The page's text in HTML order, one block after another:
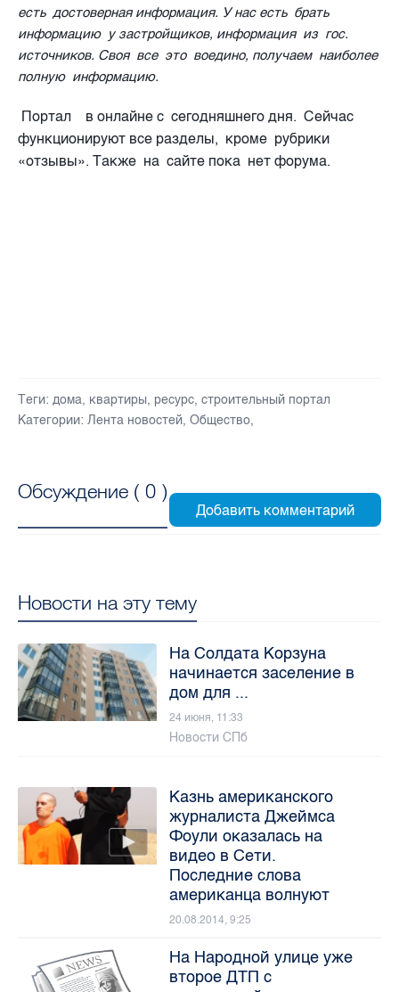
есть достоверная информация. У нас есть брать
информацию у застройщиков, информация из гос.
источников. Своя все это воедино, получаем наиболее
полную информацию.
Портал в онлайне с сегодняшнего дня. Сейчас
функционируют все разделы, кроме рубрики
«отзывы». Также на сайте пока нет форума.
Теги: дома, квартиры, ресурс, строительный портал
Категории: Лента новостей, Общество,
Обсуждение ( 0 )
Новости на эту тему
На Солдата Корзуна
начинается заселение в
дом для ...
24 июня, 11:33
Новости СПб
Казнь американского
журналиста Джеймса
Фоули оказалась на
видео в Сети.
Последние слова
американца волнуют
20.08.2014, 9:25
На Народной улице уже
второе ДТП с